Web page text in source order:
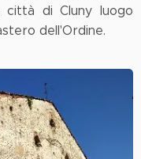
città di Cluny luogo
dell'Ordine.